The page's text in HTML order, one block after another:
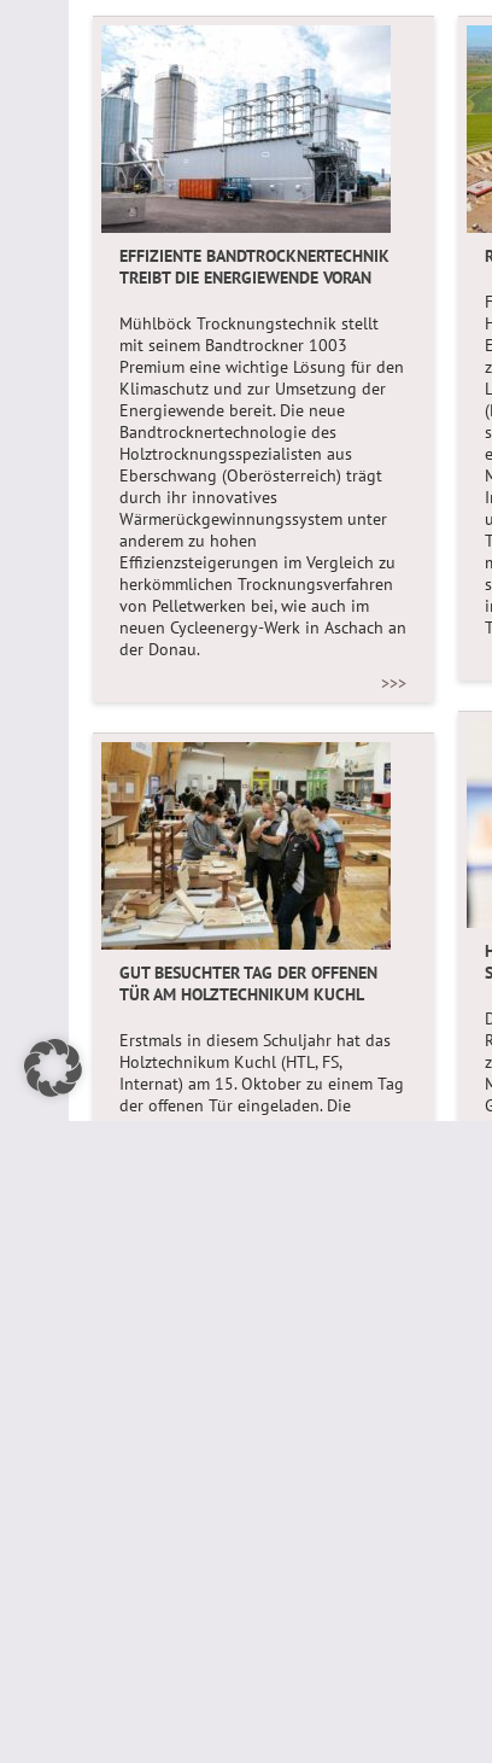
EFFIZIENTE BANDTROCKNERTECHNIK
TREIBT DIE ENERGIEWENDE VORAN
Mühlböck Trocknungstechnik stellt
mit seinem Bandtrockner 1003
Premium eine wichtige Lösung für den
Klimaschutz und zur Umsetzung der
Energiewende bereit. Die neue
Bandtrocknertechnologie des
Holztrocknungsspezialisten aus
Eberschwang (Oberösterreich) trägt
durch ihr innovatives
Wärmerückgewinnungssystem unter
anderem zu hohen
Effizienzsteigerungen im Vergleich zu
herkömmlichen Trocknungsverfahren
von Pelletwerken bei, wie auch im
neuen Cycleenergy-Werk in Aschach an
der Donau.
>>>
GUT BESUCHTER TAG DER OFFENEN
TÜR AM HOLZTECHNIKUM KUCHL
Erstmals in diesem Schuljahr hat das
Holztechnikum Kuchl (HTL, FS,
Internat) am 15. Oktober zu einem Tag
der offenen Tür eingeladen. Die